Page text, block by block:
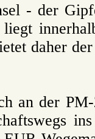
- der
daher
an der